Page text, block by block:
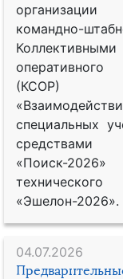
командно-
специальных
«Поиск-2026»
«Эшелон-2026».
04.07.2026